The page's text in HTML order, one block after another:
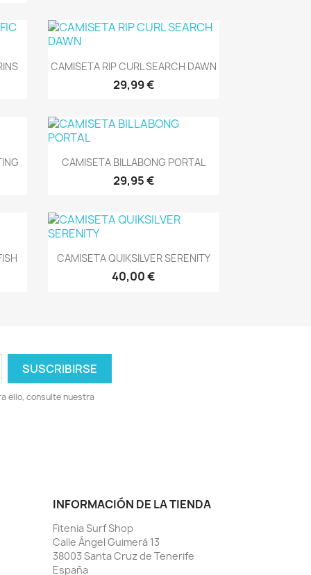
Vista rápida
CAMISETA RIP CURL SEARCH DAWN
29,99 €
Vista rápida
CAMISETA BILLABONG PORTAL
29,95 €
Vista rápida
CAMISETA QUIKSILVER SERENITY
40,00 €
ello, consulte nuestra
INFORMACIÓN DE LA TIENDA
Fitenia Surf Shop
Calle Ángel Guimerá 13
38003 Santa Cruz de Tenerife
España